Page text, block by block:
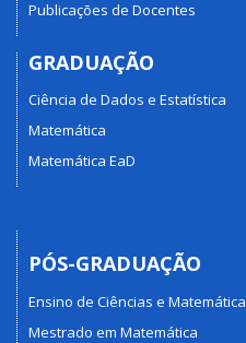
Publicações de Docentes
GRADUAÇÃO
Ciência de Dados e Estatística
Matemática
Matemática EaD
PÓS-GRADUAÇÃO
Ensino de Ciências e Matemática
Mestrado em Matemática